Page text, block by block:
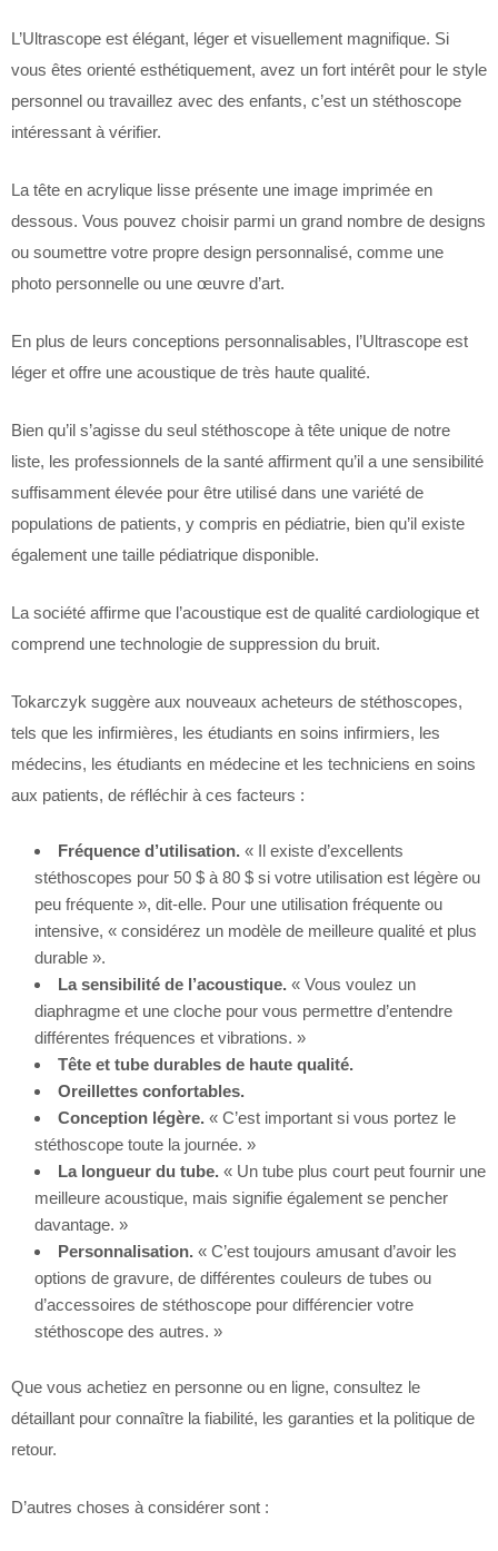
L’Ultrascope est élégant, léger et visuellement magnifique. Si
vous êtes orienté esthétiquement, avez un fort intérêt pour le style
personnel ou travaillez avec des enfants, c’est un stéthoscope
intéressant à vérifier.
La tête en acrylique lisse présente une image imprimée en
dessous. Vous pouvez choisir parmi un grand nombre de designs
ou soumettre votre propre design personnalisé, comme une
photo personnelle ou une œuvre d’art.
En plus de leurs conceptions personnalisables, l’Ultrascope est
léger et offre une acoustique de très haute qualité.
Bien qu’il s’agisse du seul stéthoscope à tête unique de notre
liste, les professionnels de la santé affirment qu’il a une sensibilité
suffisamment élevée pour être utilisé dans une variété de
populations de patients, y compris en pédiatrie, bien qu’il existe
également une taille pédiatrique disponible.
La société affirme que l’acoustique est de qualité cardiologique et
comprend une technologie de suppression du bruit.
Tokarczyk suggère aux nouveaux acheteurs de stéthoscopes,
tels que les infirmières, les étudiants en soins infirmiers, les
médecins, les étudiants en médecine et les techniciens en soins
aux patients, de réfléchir à ces facteurs :
Fréquence d’utilisation. « Il existe d’excellents
stéthoscopes pour 50 $ à 80 $ si votre utilisation est légère ou
peu fréquente », dit-elle. Pour une utilisation fréquente ou
intensive, « considérez un modèle de meilleure qualité et plus
durable ».
La sensibilité de l’acoustique. « Vous voulez un
diaphragme et une cloche pour vous permettre d’entendre
différentes fréquences et vibrations. »
Tête et tube durables de haute qualité.
Oreillettes confortables.
Conception légère. « C’est important si vous portez le
stéthoscope toute la journée. »
La longueur du tube. « Un tube plus court peut fournir une
meilleure acoustique, mais signifie également se pencher
davantage. »
Personnalisation. « C’est toujours amusant d’avoir les
options de gravure, de différentes couleurs de tubes ou
d’accessoires de stéthoscope pour différencier votre
stéthoscope des autres. »
Que vous achetiez en personne ou en ligne, consultez le
détaillant pour connaître la fiabilité, les garanties et la politique de
retour.
D’autres choses à considérer sont :